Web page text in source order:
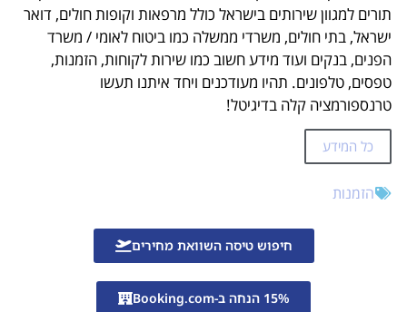
תורים למגוון שירותים בישראל כולל מרפאות וקופות חולים, דואר
ישראל, בתי חולים, משרדי ממשלה כמו ביטוח לאומי / משרד
הפנים, בנקים ועוד מידע חשוב כמו שירות לקוחות, הזמנות,
טפסים, טלפונים. תהיו מעודכנים ויחד איתנו תעשו
טרנספורמציה קלה בדיגיטל!
כל המידע
הזמנות
חיפוש טיסה השוואת מחירים
15% הנחה ב-Booking.com